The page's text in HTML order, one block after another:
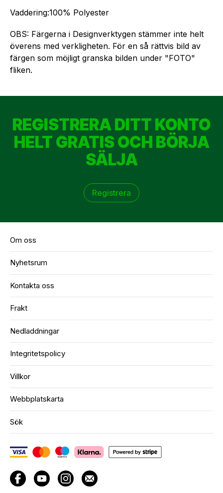
Vaddering:100% Polyester
OBS: Färgerna i Designverktygen stämmer inte helt
överens med verkligheten. För en så rättvis bild av
färgen som möjligt granska bilden under "FOTO"
fliken.
REGISTRERA DITT KONTO
HELT GRATIS OCH BÖRJA
SÄLJA
Registrera
Om oss
Nyhetsrum
Kontakta oss
Frakt
Nedladdningar
Integritetspolicy
Villkor
Webbplatskarta
Sök